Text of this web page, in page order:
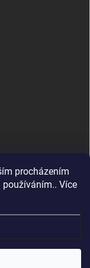
procházením
Více